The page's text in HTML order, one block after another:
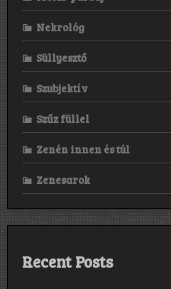
Nekrológ
Süllyesztő
Szubjektív
Szűz füllel
Zenén innen és túl
Zenesarok
Recent Posts